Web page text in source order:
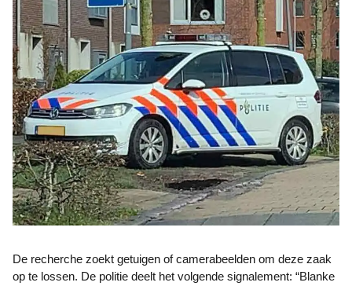
De recherche zoekt getuigen of camerabeelden om deze zaak
op te lossen. De politie deelt het volgende signalement: “Blanke